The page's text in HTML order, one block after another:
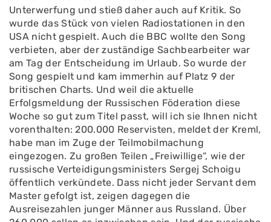
Unterwerfung und stieß daher auch auf Kritik. So
wurde das Stück von vielen Radiostationen in den
USA nicht gespielt. Auch die BBC wollte den Song
verbieten, aber der zuständige Sachbearbeiter war
am Tag der Entscheidung im Urlaub. So wurde der
Song gespielt und kam immerhin auf Platz 9 der
britischen Charts. Und weil die aktuelle
Erfolgsmeldung der Russischen Föderation diese
Woche so gut zum Titel passt, will ich sie Ihnen nicht
vorenthalten: 200.000 Reservisten, meldet der Kreml,
habe man im Zuge der Teilmobilmachung
eingezogen. Zu großen Teilen „Freiwillige“, wie der
russische Verteidigungsministers Sergej Schoigu
öffentlich verkündete. Dass nicht jeder Servant dem
Master gefolgt ist, zeigen dagegen die
Ausreisezahlen junger Männer aus Russland. Über